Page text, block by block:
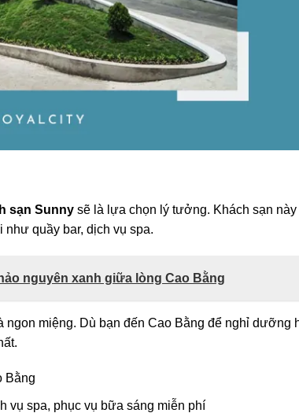
sạn Sunny sẽ là lựa chọn lý tưởng. Khách sạn này
như quầy bar, dịch vụ spa.
nguyên xanh giữa lòng Cao Bằng
miệng. Dù bạn đến Cao Bằng để nghỉ dưỡng
Bằng
vụ spa, phục vụ bữa sáng miễn phí